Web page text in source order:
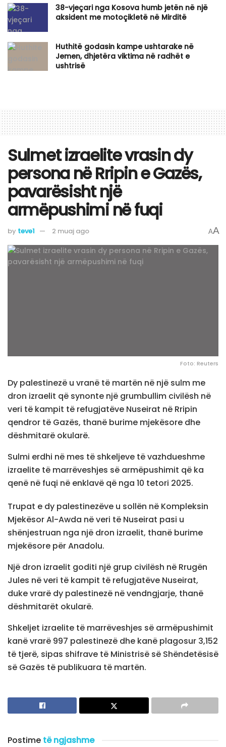
​38-vjeçari nga Kosova humb jetën në një
aksident me motoçikletë në Mirditë
Huthitë godasin kampe ushtarake në
Jemen, dhjetëra viktima në radhët e
ushtrisë
Sulmet izraelite vrasin dy
persona në Rripin e Gazës,
pavarësisht një
armëpushimi në fuqi
by teve1 2 muaj ago AA
Foto: Reuters
Dy palestinezë u vranë të martën në një sulm me
dron izraelit që synonte një grumbullim civilësh në
veri të kampit të refugjatëve Nuseirat në Rripin
qendror të Gazës, thanë burime mjekësore dhe
dëshmitarë okularë.
Sulmi erdhi në mes të shkeljeve të vazhdueshme
izraelite të marrëveshjes së armëpushimit që ka
qenë në fuqi në enklavë që nga 10 tetori 2025.
Trupat e dy palestinezëve u sollën në Kompleksin
Mjekësor Al-Awda në veri të Nuseirat pasi u
shënjestruan nga një dron izraelit, thanë burime
mjekësore për Anadolu.
Një dron izraelit goditi një grup civilësh në Rrugën
Jules në veri të kampit të refugjatëve Nuseirat,
duke vrarë dy palestinezë në vendngjarje, thanë
dëshmitarët okularë.
Shkeljet izraelite të marrëveshjes së armëpushimit
kanë vrarë 997 palestinezë dhe kanë plagosur 3,152
të tjerë, sipas shifrave të Ministrisë së Shëndetësisë
së Gazës të publikuara të martën.
Postime të ngjashme